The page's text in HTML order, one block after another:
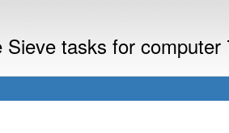
Sieve tasks for computer